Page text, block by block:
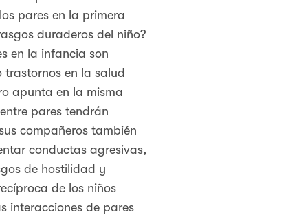
pares en la primera
duraderos del niño?
en la infancia son
en la salud
apunta en la misma
pares tendrán
compañeros también
conductas agresivas,
de hostilidad y
de los niños
interacciones de pares